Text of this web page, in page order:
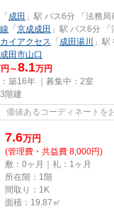
「成田 」駅 バス6分 「法務
「京成成田 」駅 バス6分
イアクセス
「成田湯川
」
成田市山口
～8.1万円
築16年 ｜募集中： 2室
階建
価値あるコーディネートを
7.6万円
(管理費・共益費 8,000円)
敷：0ヶ月｜礼：1ヶ月
所在階：1階
間取り：1K
面積：19.87㎡